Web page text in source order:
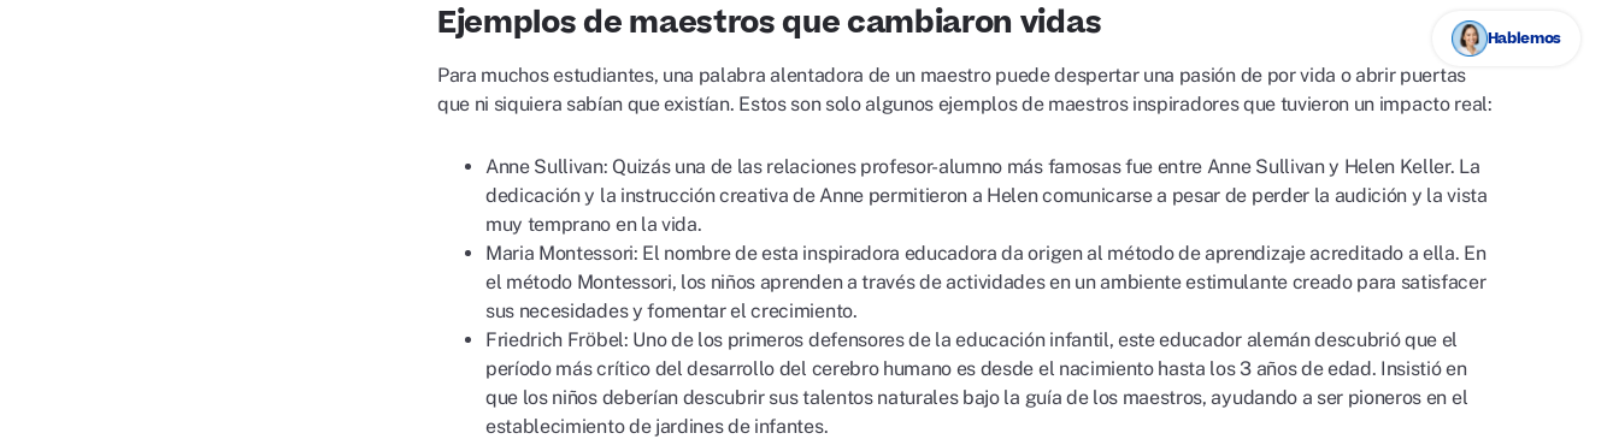
Ejemplos de maestros que cambiaron vidas
Para muchos estudiantes, una palabra alentadora de un maestro puede despertar una pasión de por vida o abrir puertas
que ni siquiera sabían que existían. Estos son solo algunos ejemplos de maestros inspiradores que tuvieron un impacto real:
Anne Sullivan: Quizás una de las relaciones profesor-alumno más famosas fue entre Anne Sullivan y Helen Keller. La
dedicación y la instrucción creativa de Anne permitieron a Helen comunicarse a pesar de perder la audición y la vista
muy temprano en la vida.
Maria Montessori: El nombre de esta inspiradora educadora da origen al método de aprendizaje acreditado a ella. En
el método Montessori, los niños aprenden a través de actividades en un ambiente estimulante creado para satisfacer
sus necesidades y fomentar el crecimiento.
Friedrich Frӧbel: Uno de los primeros defensores de la educación infantil, este educador alemán descubrió que el
período más crítico del desarrollo del cerebro humano es desde el nacimiento hasta los 3 años de edad. Insistió en
que los niños deberían descubrir sus talentos naturales bajo la guía de los maestros, ayudando a ser pioneros en el
establecimiento de jardines de infantes.
Hablemos